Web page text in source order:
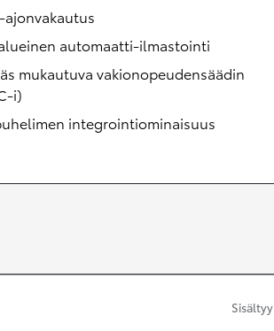
ajonvakautus
automaatti-ilmastointi
mukautuva vakionopeudensäädin
i)
integrointiominaisuus
Sisältyy